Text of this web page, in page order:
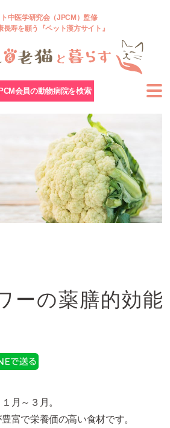
中医学研究会（JPCM）監修
長寿を願う『ペット漢方サイト』
会員の動物病院を検索
ーの薬膳的効能
月～３月。
富で栄養価の高い食材です。